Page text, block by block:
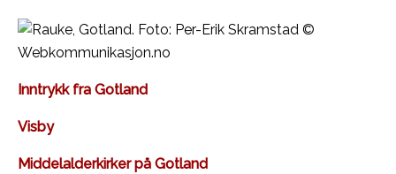
Inntrykk fra Gotland
Visby
Middelalderkirker på Gotland